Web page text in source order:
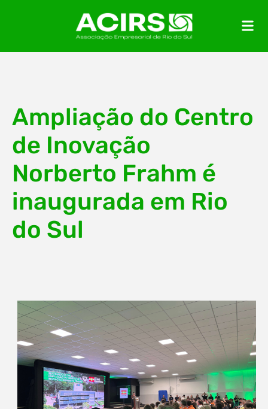
Ampliação do Centro
de Inovação
Norberto Frahm é
inaugurada em Rio
do Sul